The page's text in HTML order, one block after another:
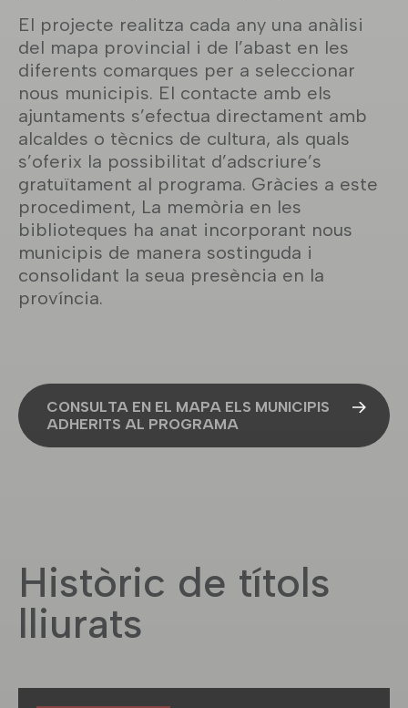
El projecte realitza cada any una anàlisi
del mapa provincial i de l’abast en les
diferents comarques per a seleccionar
nous municipis. El contacte amb els
ajuntaments s’efectua directament amb
alcaldes o tècnics de cultura, als quals
s’oferix la possibilitat d’adscriure’s
gratuïtament al programa. Gràcies a este
procediment, La memòria en les
biblioteques ha anat incorporant nous
municipis de manera sostinguda i
consolidant la seua presència en la
província.
CONSULTA EN EL MAPA ELS MUNICIPIS
ADHERITS AL PROGRAMA
Històric de títols
lliurats